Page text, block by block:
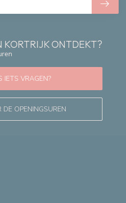
KORTRIJK ONTDEKT?
IETS VRAGEN?
DE OPENINGSUREN